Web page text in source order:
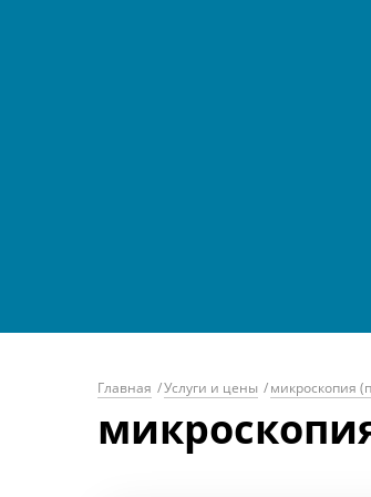
Главная /Услуги и цены /микроскопия